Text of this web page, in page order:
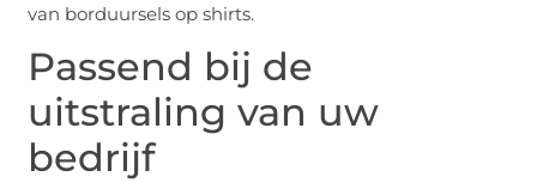
van borduursels op shirts.
Passend bij de
uitstraling van uw
bedrijf